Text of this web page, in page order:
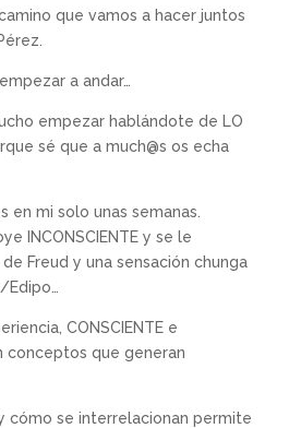
que vamos a hacer juntos
a andar…
empezar hablándote de LO
sé que a much@s os echa
en mi solo unas semanas.
INCONSCIENTE y se le
Freud y una sensación chunga
CONSCIENTE e
conceptos que generan
cómo se interrelacionan permite